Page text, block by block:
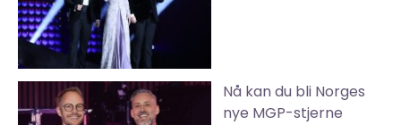
Nå kan du bli Norges
nye MGP-stjerne